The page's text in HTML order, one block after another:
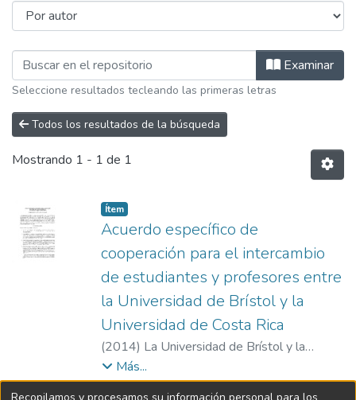
Examinando E.M. Acuerdos porExaminar
Seleccione resultados tecleando las primeras letras
Todos los resultados de la búsqueda
Mostrando 1 - 1 de 1
Item type:
Ítem,
Acuerdo específico de
cooperación para el intercambio
de estudiantes y profesores entre
la Universidad de Brístol y la
Universidad de Costa Rica
(2014) La Universidad de Brístol y la
Universidad de Costa Rica
Más...